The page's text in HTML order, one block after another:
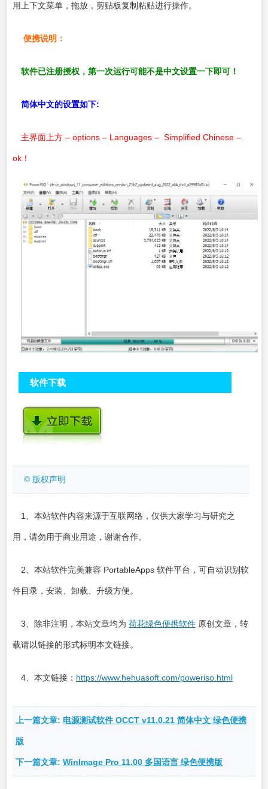
用上下文菜单，拖放，剪贴板复制粘贴进行操作。
便携说明：
软件已注册授权，第一次运行可能不是中文设置一下即可！
简体中文的设置如下:
主界面上方 – options – Languages – Simplified Chinese –
ok！
软件下载
© 版权声明
1、本站软件内容来源于互联网络，仅供大家学习与研究之
用，请勿用于商业用途，谢谢合作。
2、本站软件完美兼容 PortableApps 软件平台，可自动识别软
件目录，安装、卸载、升级方便。
3、除非注明，本站文章均为 荷花绿色便携软件 原创文章，转
载请以链接的形式标明本文链接。
4、本文链接： https://www.hehuasoft.com/poweriso.html
上一篇文章: 电源测试软件 OCCT v11.0.21 简体中文 绿色便携
版
下一篇文章: WinImage Pro 11.00 多国语言 绿色便携版